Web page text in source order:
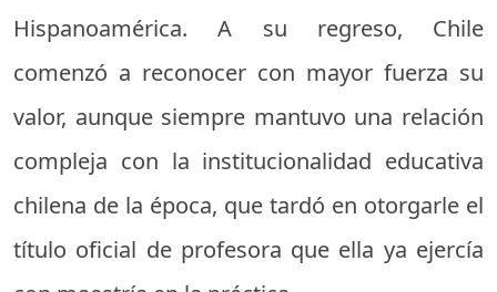
Hispanoamérica. A su regreso, Chile
comenzó a reconocer con mayor fuerza su
valor, aunque siempre mantuvo una relación
compleja con la institucionalidad educativa
chilena de la época, que tardó en otorgarle el
título oficial de profesora que ella ya ejercía